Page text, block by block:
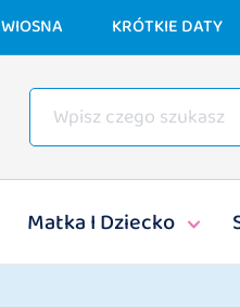
WIOSNA KRÓTKIE DATY
Matka I Dziecko